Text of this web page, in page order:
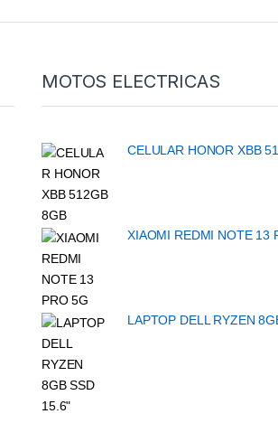
MOTOS ELECTRICAS
CELULAR HONOR XBB
XIAOMI REDMI NOTE 13
LAPTOP DELL RYZEN